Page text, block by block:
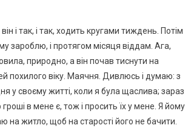
і так, і так, ходить кругами тиждень. Потім
зароблю, і протягом місяця віддам. Ага,
природно, а він почав тиснути на
похилого віку. Маячня. Дивлюсь і думаю: з
у своєму житті, коли я була щаслива; зараз
в мене є, тож і просить їх у мене. Я йому
на житло, щоб на старості його не бачити.